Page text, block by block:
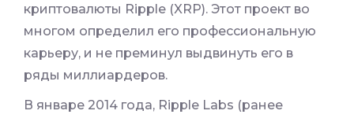
криптовалюты Ripple (XRP). Этот проект во
многом определил его профессиональную
карьеру, и не преминул выдвинуть его в
ряды миллиардеров.
В январе 2014 года, Ripple Labs (ранее